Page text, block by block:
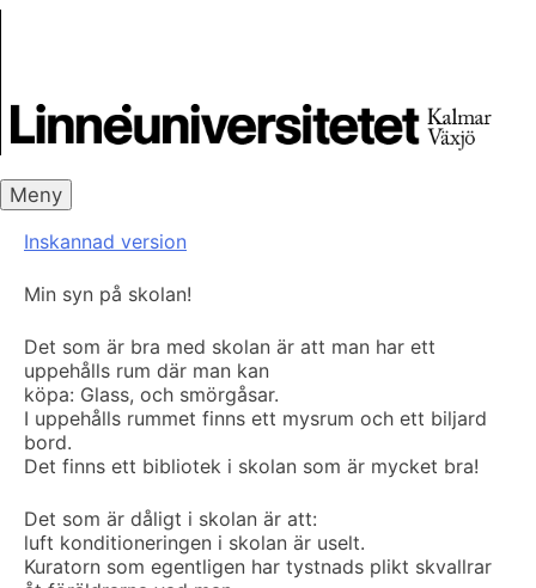
Meny
Inskannad version
Min syn på skolan!
Det som är bra med skolan är att man har ett
uppehålls rum där man kan
köpa: Glass, och smörgåsar.
I uppehålls rummet finns ett mysrum och ett biljard
bord.
Det finns ett bibliotek i skolan som är mycket bra!
Det som är dåligt i skolan är att:
luft konditioneringen i skolan är uselt.
Kuratorn som egentligen har tystnads plikt skvallrar